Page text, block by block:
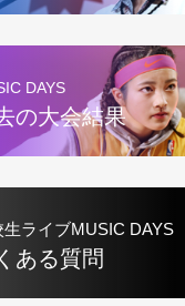
DAYS
の大会結果
生ライブMUSIC DAYS
ある質問